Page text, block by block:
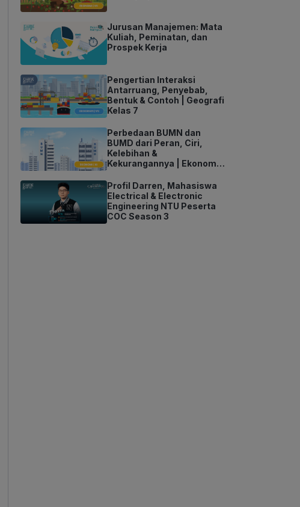
Jurusan Manajemen: Mata
Kuliah, Peminatan, dan
Prospek Kerja
Pengertian Interaksi
Antarruang, Penyebab,
Bentuk & Contoh | Geografi
Kelas 7
Perbedaan BUMN dan
BUMD dari Peran, Ciri,
Kelebihan &
Kekurangannya | Ekonomi
Profil Darren, Mahasiswa
Electrical & Electronic
Engineering NTU Peserta
COC Season 3